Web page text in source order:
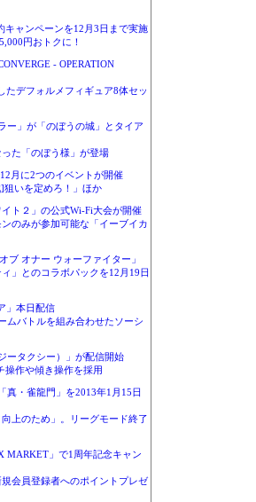
キャンペーンを12月3日まで実施
円おトクに！
- OPERATION
たデフォルメフィギュア8体セッ
ー」が「のぼうの城」とタイア
た「のぼう様」が登場
月に2つのイベントが開催
狙いを定めろ！」ほか
イト２」の公式Wi-Fi大会が開催
のみが参加可能な「イーブイカ
ブ オナー ウォーファイター」
」とのコラボパックを12月19日
」本日配信
ムバトルを組み合わせたソーシ
ータクシー）」が配信開始
操作や傾き操作を採用
真・雀龍門」を2013年1月15日
上のため」。リーグモード終了
MARKET」で1周年記念キャン
会員登録者へのポイントプレゼ